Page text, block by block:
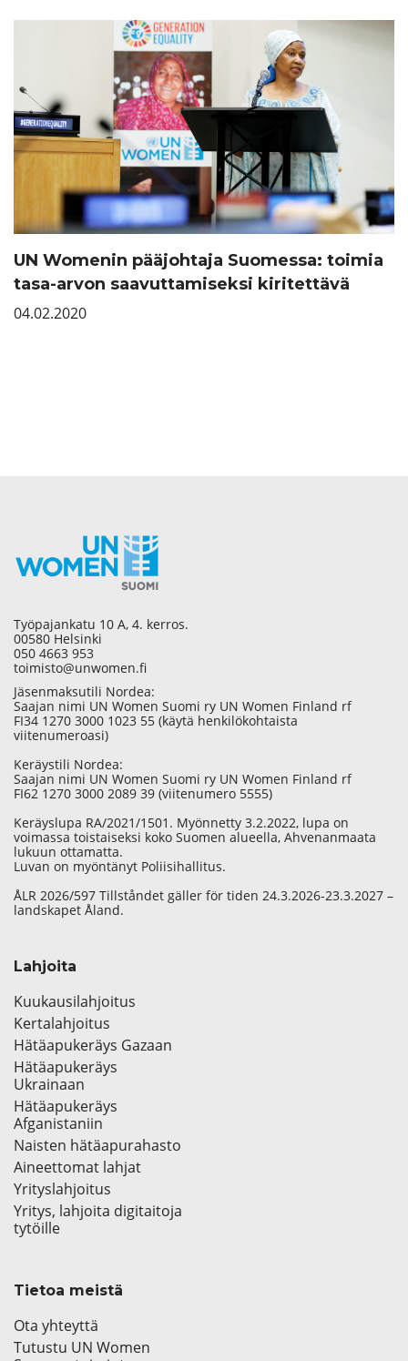
UN Womenin pääjohtaja Suomessa: toimia
tasa-arvon saavuttamiseksi kiritettävä
04.02.2020
Työpajankatu 10 A, 4. kerros.
00580 Helsinki
050 4663 953
toimisto@unwomen.fi
Jäsenmaksutili Nordea:
Saajan nimi UN Women Suomi ry UN Women Finland rf
FI34 1270 3000 1023 55 (käytä henkilökohtaista
viitenumeroasi)
Keräystili Nordea:
Saajan nimi UN Women Suomi ry UN Women Finland rf
FI62 1270 3000 2089 39 (viitenumero 5555)
Keräyslupa RA/2021/1501. Myönnetty 3.2.2022, lupa on
voimassa toistaiseksi koko Suomen alueella, Ahvenanmaata
lukuun ottamatta.
Luvan on myöntänyt Poliisihallitus.
ÅLR 2026/597 Tillståndet gäller för tiden 24.3.2026-23.3.2027 –
landskapet Åland.
Lahjoita
Kuukausilahjoitus
Kertalahjoitus
Hätäapukeräys Gazaan
Hätäapukeräys
Ukrainaan
Hätäapukeräys
Afganistaniin
Naisten hätäapurahasto
Aineettomat lahjat
Yrityslahjoitus
Yritys, lahjoita digitaitoja
tytöille
Tietoa meistä
Ota yhteyttä
Tutustu UN Women